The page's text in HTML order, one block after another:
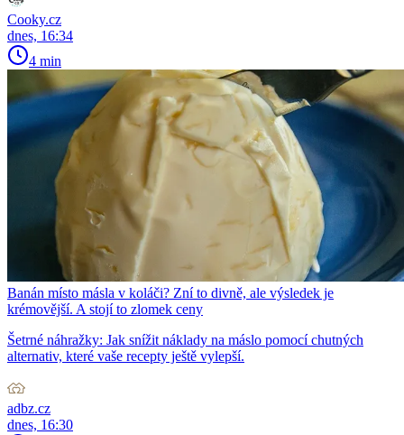
Cooky.cz
dnes, 16:34
4 min
Banán místo másla v koláči? Zní to divně, ale výsledek je
krémovější. A stojí to zlomek ceny
Šetrné náhražky: Jak snížit náklady na máslo pomocí chutných
alternativ, které vaše recepty ještě vylepší.
adbz.cz
dnes, 16:30